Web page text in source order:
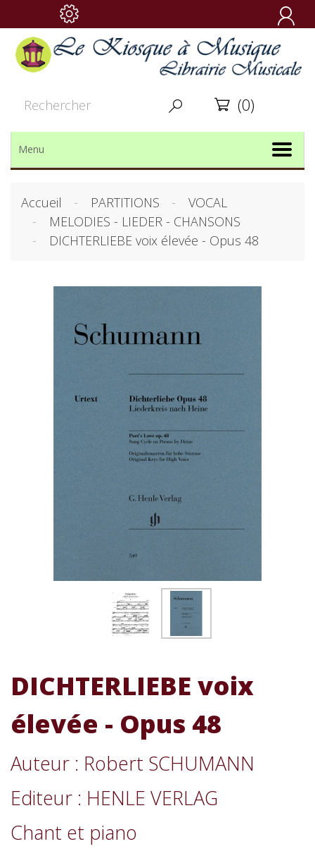

  (0)
Menu
Accueil PARTITIONS
VOCAL
MELODIES - LIEDER - CHANSONS
DICHTERLIEBE voix élevée - Opus 48
DICHTERLIEBE voix
élevée - Opus 48
Auteur : Robert SCHUMANN
Editeur : HENLE VERLAG
Chant et piano